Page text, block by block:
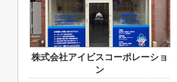
株式会社アイビスコーポレーショ
ン